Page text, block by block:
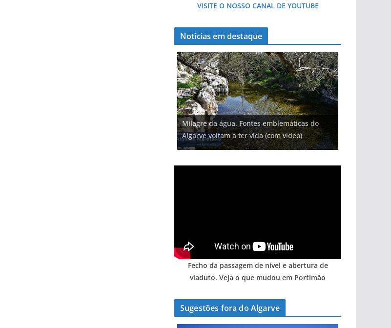
VISITE O NOSSO CANAL DE YOUTUBE
Notícias em destaque
Milagre da água. Fontes emblemáticas do
Algarve voltam a ter vida (com vídeo)
Foto do dia: uma cidade algarvia que cresceu
entre redes e fábricas
Projeto milionário: investimento de 108
milhões de euros na construção de dois
hotéis (com vídeo)
Tapas do mar a 3 euros cada. Nova rota
gastronómica nasce no Algarve
Tempestades roubam areia de praias e põem
arribas em risco no Algarve (com vídeo)
Fecho da passagem de nível e abertura de
viaduto. Veja o que mudou em Portimão
Sugestões fora do Algarve